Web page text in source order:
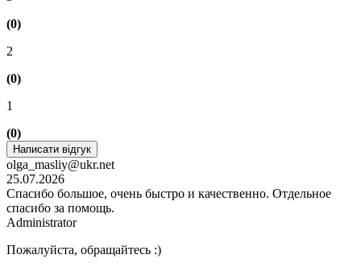
(0)
2
(0)
1
(0)
Написати відгук
olga_masliy@ukr.net
25.07.2026
Спасибо большое, очень быстро и качественно. Отдельное
спасибо за помощь.
Administrator
Пожалуйста, обращайтесь :)